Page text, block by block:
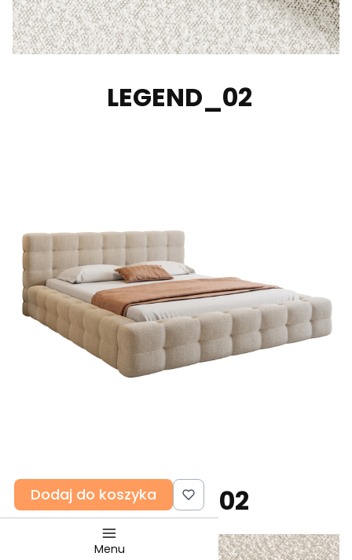
LEGEND_02
LEGEND_02
Dodaj do koszyka
Menu